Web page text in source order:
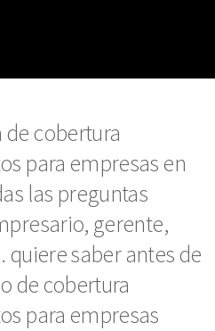
cobertura
para empresas en
las preguntas
gerente,
quiere saber antes de
de cobertura
para empresas